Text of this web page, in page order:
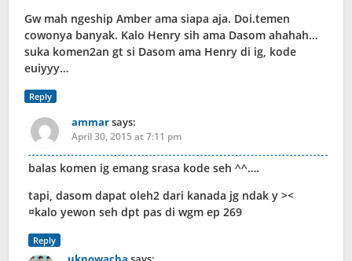
Gw mah ngeship Amber ama siapa aja. Doi.temen
cowonya banyak. Kalo Henry sih ama Dasom ahahah…
suka komen2an gt si Dasom ama Henry di ig, kode
euiyyy…
Reply
ammarsays:
April 30, 2015 at 7:11 pm
balas komen ig emang srasa kode seh ^^….
tapi, dasom dapat oleh2 dari kanada jg ndak y ><
¤kalo yewon seh dpt pas di wgm ep 269
Reply